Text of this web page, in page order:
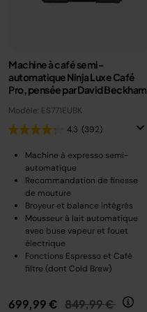
Machine à café semi-
automatique Ninja Luxe Café
Pro, pensée par David Beckham
Modèle: ES771EUBK
4.3 (392)
Machine à expresso semi-
automatique
Recommandation de finesse
de mouture
Broyeur et balance intégrés
Mousseur à lait automatique
avec buse vapeur et fouet
électrique
Fonctions Espresso et Café
filtre (dont Cold Brew)
699,99 € Prix réduit de
849,99 € au